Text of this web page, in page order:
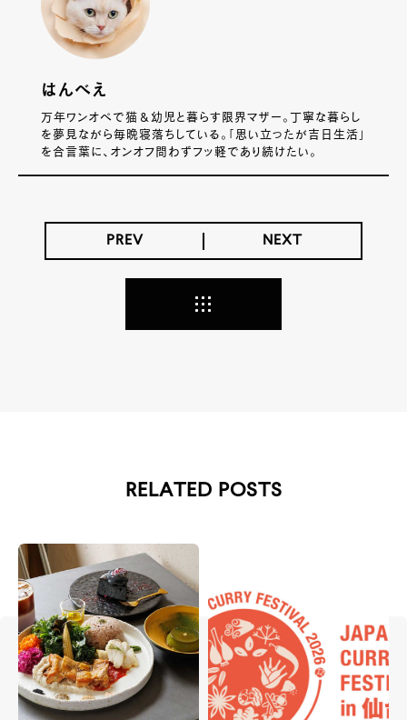
はんべえ
万年ワンオペで猫＆幼児と暮らす限界マザー。丁寧な暮らし
を夢見ながら毎晩寝落ちしている。「思い立ったが吉日生活」
を合言葉に、オンオフ問わずフッ軽であり続けたい。
PREV NEXT
RELATED POSTS